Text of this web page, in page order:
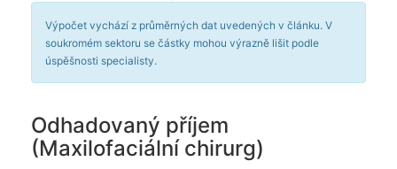
Výpočet vychází z průměrných dat uvedených v článku. V
soukromém sektoru se částky mohou výrazně lišit podle
úspěšnosti specialisty.
Odhadovaný příjem
(Maxilofaciální chirurg)